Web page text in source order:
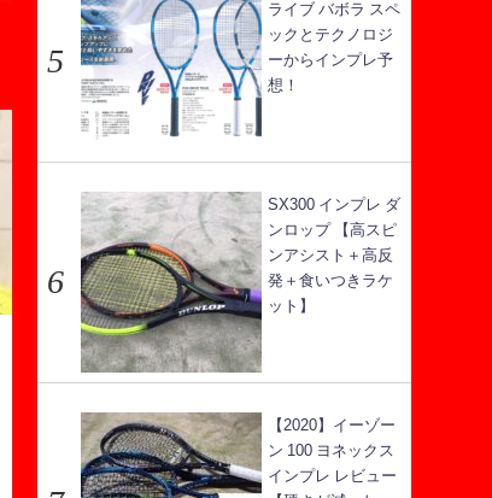
ライブ バボラ スペ
ックとテクノロジ
ーからインプレ予
想！
SX300 インプレ ダ
ンロップ 【高スピ
ンアシスト＋高反
発＋食いつきラケ
ット】
【2020】イーゾー
ン 100 ヨネックス
インプレ レビュー